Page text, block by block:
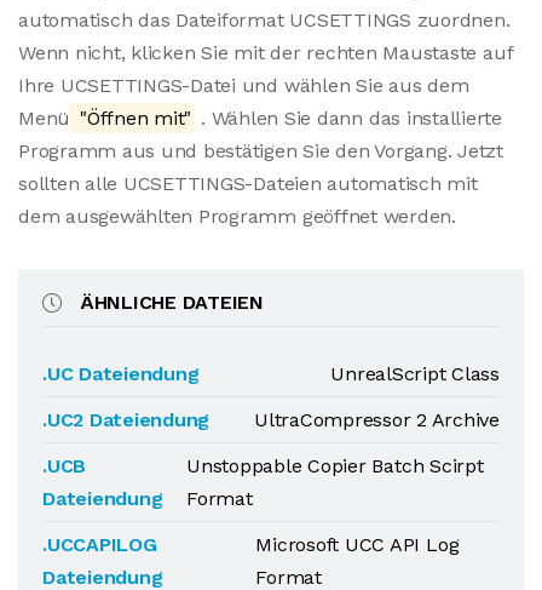
automatisch das Dateiformat UCSETTINGS zuordnen.
Wenn nicht, klicken Sie mit der rechten Maustaste auf
Ihre UCSETTINGS-Datei und wählen Sie aus dem
Menü "Öffnen mit" . Wählen Sie dann das installierte
Programm aus und bestätigen Sie den Vorgang. Jetzt
sollten alle UCSETTINGS-Dateien automatisch mit
dem ausgewählten Programm geöffnet werden.
ÄHNLICHE DATEIEN
.UC Dateiendung
UnrealScript Class
.UC2 Dateiendung
UltraCompressor 2 Archive
.UCB
Dateiendung
Unstoppable Copier Batch Scirpt
Format
.UCCAPILOG
Dateiendung
Microsoft UCC API Log
Format